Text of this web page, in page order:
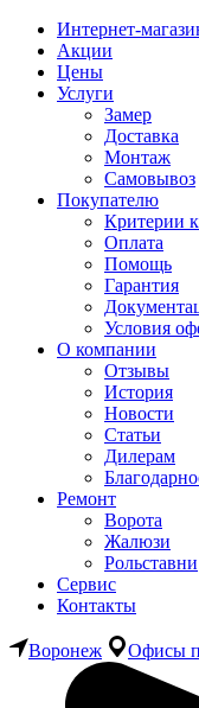
Интернет-
Акции
Цены
Услуги
Замер
Доставка
Монтаж
Самовывоз
Покупателю
Критерии
Оплата
Помощь
Гарантия
Условия
О компании
Отзывы
История
Новости
Статьи
Дилерам
Ремонт
Ворота
Жалюзи
Рольставни
Сервис
Контакты
Воронеж Офисы